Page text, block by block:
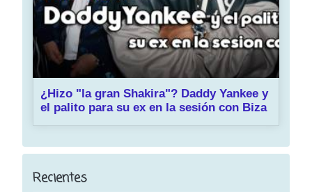
¿Hizo "la gran Shakira"? Daddy Yankee y
el palito para su ex en la sesión con Biza
Recientes